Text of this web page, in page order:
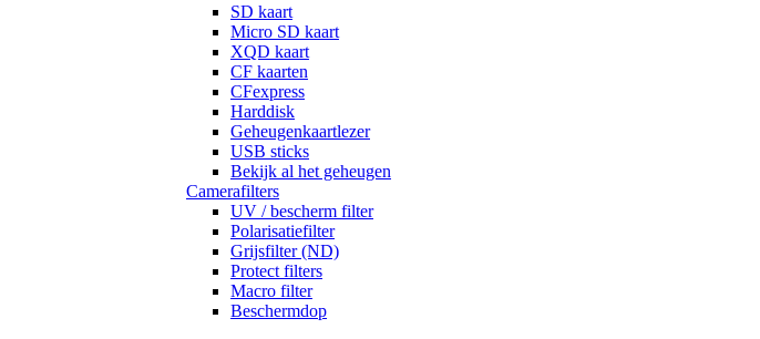
SD kaart
Micro SD kaart
XQD kaart
CF kaarten
CFexpress
Harddisk
Geheugenkaartlezer
USB sticks
Bekijk al het geheugen
Camerafilters
UV / bescherm filter
Polarisatiefilter
Grijsfilter (ND)
Protect filters
Macro filter
Beschermdop